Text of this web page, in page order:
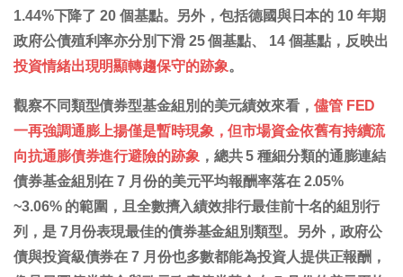
1.44%下降了 20 個基點。另外，包括德國與日本的 10 年期
政府公債殖利率亦分別下滑 25 個基點、 14 個基點，反映出
投資情緒出現明顯轉趨保守的跡象。
觀察不同類型債券型基金組別的美元績效來看， 儘管 FED
一再強調通膨上揚僅是暫時現象，但市場資金依舊有持續流
向抗通膨債券進行避險的跡象，總共 5 種細分類的通膨連結
債券基金組別在 7 月份的美元平均報酬率落在 2.05%
~3.06% 的範圍，且全數擠入績效排行最佳前十名的組別行
列，是 7月份表現最佳的債券基金組別類型。另外，政府公
債與投資級債券在 7 月份也多數都能為投資人提供正報酬，